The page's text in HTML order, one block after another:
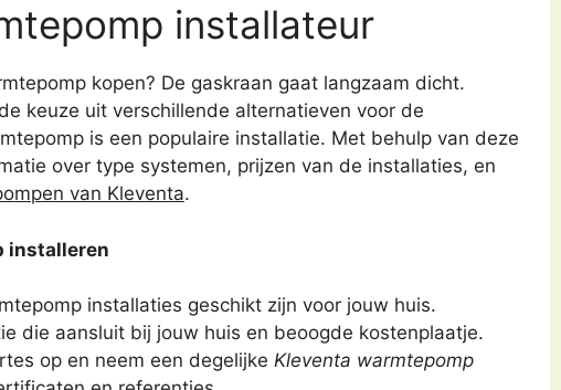
installateur
kopen? De gaskraan gaat langzaam dicht.
keuze uit verschillende alternatieven voor de
is een populaire installatie. Met behulp van deze
over type systemen, prijzen van de installaties, en
van Kleventa.
installeren
installaties geschikt zijn voor jouw huis.
die aansluit bij jouw huis en beoogde kostenplaatje.
op en neem een degelijke Kleventa warmtepomp